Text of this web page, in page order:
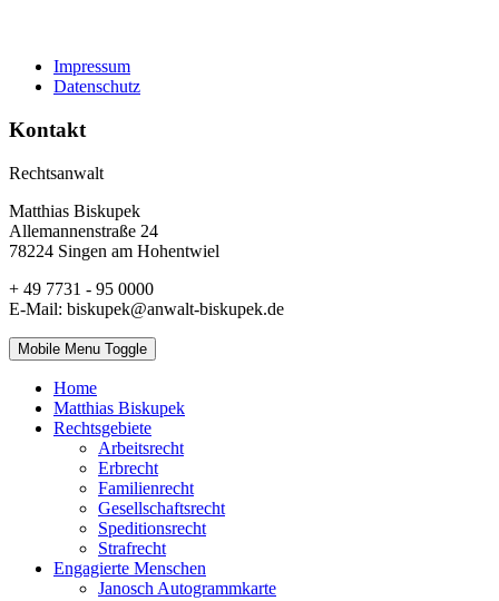
Impressum
Datenschutz
Kontakt
Rechtsanwalt
Matthias Biskupek
Allemannenstraße 24
78224 Singen am Hohentwiel
+ 49 7731 - 95 0000
E-Mail: biskupek@anwalt-biskupek.de
Mobile Menu Toggle
Home
Matthias Biskupek
Rechtsgebiete
Arbeitsrecht
Erbrecht
Familienrecht
Gesellschaftsrecht
Speditionsrecht
Strafrecht
Engagierte Menschen
Janosch Autogrammkarte